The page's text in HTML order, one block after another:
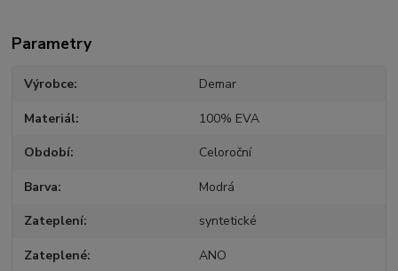
Parametry
Výrobce Demar
Materiál 100% EVA
Období Celoroční
Barva Modrá
Zateplení syntetické
Zateplené ANO